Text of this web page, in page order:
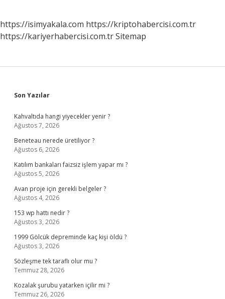
https://isimyakala.com https://kriptohabercisi.com.tr
https://kariyerhabercisi.com.trSitemap
Sidebar
Son Yazılar
Kahvaltıda hangi yiyecekler yenir ?
Ağustos 7, 2026
Beneteau nerede üretiliyor ?
Ağustos 6, 2026
Katılım bankaları faizsiz işlem yapar mı ?
Ağustos 5, 2026
Avan proje için gerekli belgeler ?
Ağustos 4, 2026
153 wp hattı nedir ?
Ağustos 3, 2026
1999 Gölcük depreminde kaç kişi öldü ?
Ağustos 3, 2026
Sözleşme tek taraflı olur mu ?
Temmuz 28, 2026
Kozalak şurubu yatarken içilir mi ?
Temmuz 26, 2026